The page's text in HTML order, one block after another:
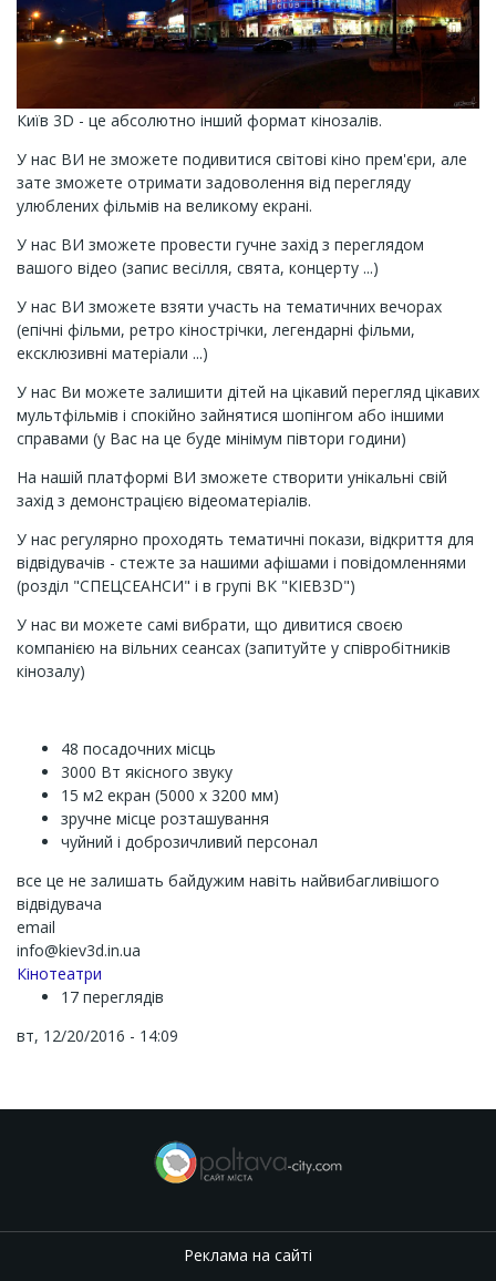
Київ 3D - це абсолютно інший формат кінозалів.
У нас ВИ не зможете подивитися світові кіно прем'єри, але
зате зможете отримати задоволення від перегляду
улюблених фільмів на великому екрані.
У нас ВИ зможете провести гучне захід з переглядом
вашого відео (запис весілля, свята, концерту ...)
У нас ВИ зможете взяти участь на тематичних вечорах
(епічні фільми, ретро кінострічки, легендарні фільми,
ексклюзивні матеріали ...)
У нас Ви можете залишити дітей на цікавий перегляд цікавих
мультфільмів і спокійно зайнятися шопінгом або іншими
справами (у Вас на це буде мінімум півтори години)
На нашій платформі ВИ зможете створити унікальні свій
захід з демонстрацією відеоматеріалів.
У нас регулярно проходять тематичні покази, відкриття для
відвідувачів - стежте за нашими афішами і повідомленнями
(розділ "СПЕЦСЕАНСИ" і в групі ВК "КІЕВ3D")
У нас ви можете самі вибрати, що дивитися своєю
компанією на вільних сеансах (запитуйте у співробітників
кінозалу)
48 посадочних місць
3000 Вт якісного звуку
15 м2 екран (5000 х 3200 мм)
зручне місце розташування
чуйний і доброзичливий персонал
все це не залишать байдужим навіть найвибагливішого
відвідувача
email
info@kiev3d.in.ua
Кінотеатри
17 переглядів
вт, 12/20/2016 - 14:09
Реклама на сайті